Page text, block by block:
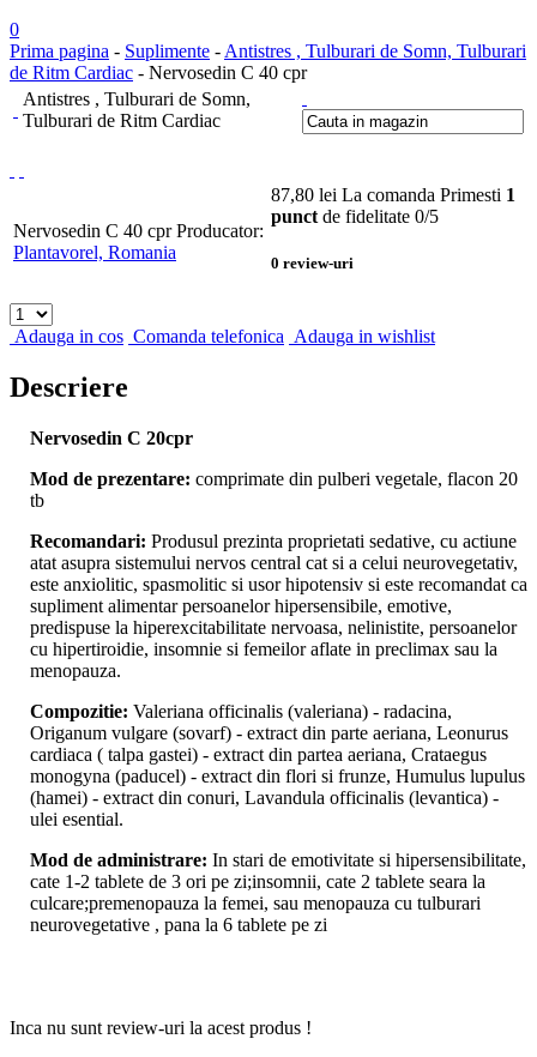
0
Prima pagina - Suplimente - Antistres , Tulburari de Somn, Tulburari
de Ritm Cardiac - Nervosedin C 40 cpr
Antistres , Tulburari de Somn,
Tulburari de Ritm Cardiac
Nervosedin C 40 cpr Producator:
Plantavorel, Romania
87,80 lei La comanda Primesti 1
punct de fidelitate 0/5
0 review-uri
Adauga in cos Comanda telefonica Adauga in wishlist
Descriere
Nervosedin C 20cpr
Mod de prezentare: comprimate din pulberi vegetale, flacon 20
tb
Recomandari: Produsul prezinta proprietati sedative, cu actiune
atat asupra sistemului nervos central cat si a celui neurovegetativ,
este anxiolitic, spasmolitic si usor hipotensiv si este recomandat ca
supliment alimentar persoanelor hipersensibile, emotive,
predispuse la hiperexcitabilitate nervoasa, nelinistite, persoanelor
cu hipertiroidie, insomnie si femeilor aflate in preclimax sau la
menopauza.
Compozitie: Valeriana officinalis (valeriana) - radacina,
Origanum vulgare (sovarf) - extract din parte aeriana, Leonurus
cardiaca ( talpa gastei) - extract din partea aeriana, Crataegus
monogyna (paducel) - extract din flori si frunze, Humulus lupulus
(hamei) - extract din conuri, Lavandula officinalis (levantica) -
ulei esential.
Mod de administrare: In stari de emotivitate si hipersensibilitate,
cate 1-2 tablete de 3 ori pe zi;insomnii, cate 2 tablete seara la
culcare;premenopauza la femei, sau menopauza cu tulburari
neurovegetative , pana la 6 tablete pe zi
Inca nu sunt review-uri la acest produs !